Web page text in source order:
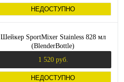
НЕДОСТУПНО
Шейкер SportMixer Stainless 828 мл
(BlenderBottle)
1 520 руб.
НЕДОСТУПНО